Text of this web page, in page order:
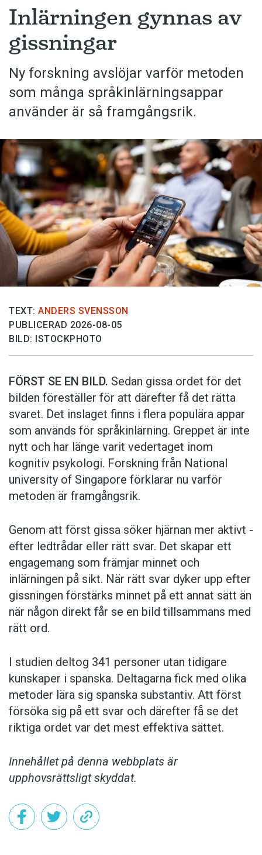
Inlärningen gynnas av
gissningar
Ny forskning avslöjar varför metoden
som många språkinlärningsappar
använder är så framgångsrik.
TEXT: ANDERS SVENSSON
PUBLICERAD 2026-08-05
BILD: ISTOCKPHOTO
FÖRST SE EN BILD. Sedan gissa ordet för det
bilden föreställer för att därefter få det rätta
svaret. Det inslaget finns i flera populära appar
som används för språkinlärning. Greppet är inte
nytt och har länge varit vedertaget inom
kognitiv psykologi. Forskning från National
university of Singa­pore förklarar nu varför
metoden är framgångsrik.
Genom att först gissa ­söker hjärnan mer aktivt ­
efter ledtrådar eller rätt svar. Det skapar ett
engagemang som främjar minnet och
inlärningen på sikt. När rätt svar dyker upp efter
gissningen förstärks minnet på ett annat sätt än
när någon direkt får se en bild tillsammans med
rätt ord.
I studien deltog 341 personer utan tidigare
kunskaper i spanska. Deltagarna fick med olika
metoder lära sig spanska substantiv. Att först
försöka sig på ett svar och därefter få se det
riktiga ordet var det mest effektiva sättet.
Innehållet på denna webbplats är
upphovsrättsligt skyddat.